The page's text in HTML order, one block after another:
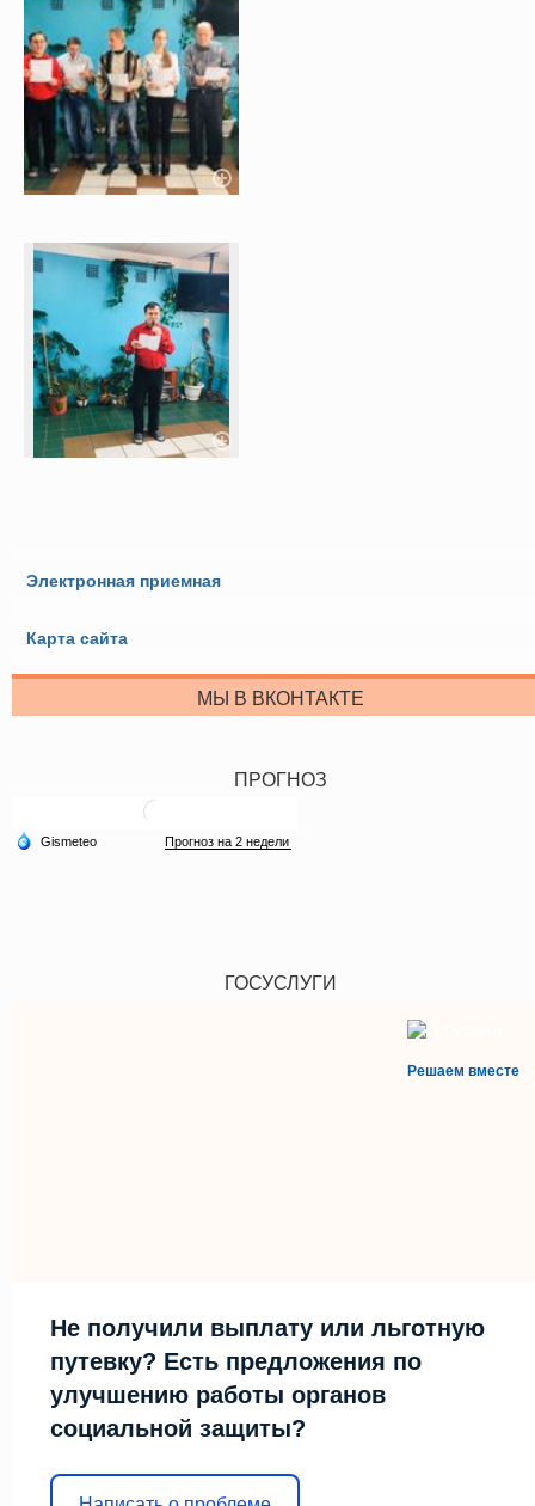
Электронная приемная
Карта сайта
МЫ В ВКОНТАКТЕ
ПРОГНОЗ
ГОСУСЛУГИ
Решаем вместе
Не получили выплату или льготную
путевку? Есть предложения по
улучшению работы органов
социальной защиты?